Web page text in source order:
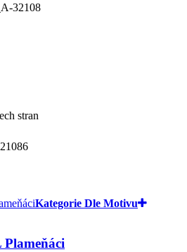
32108
stran
Kategorie Dle Motivu